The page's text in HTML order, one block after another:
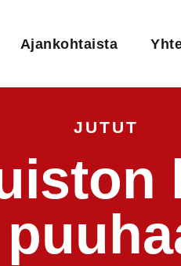
Ajankohtaista
JUTUT